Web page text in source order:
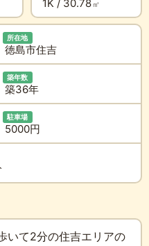
1K / 30.78㎡
所在地
徳島市住吉
築年数
築36年
駐車場
5000円
いて2分の住吉エリアの